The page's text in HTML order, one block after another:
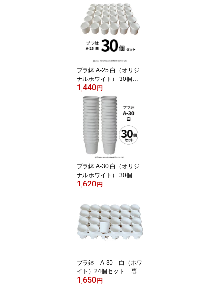
ト 多肉植物 鉢 エケベリ
プラ鉢 A-25 白（オリジ
ナルホワイト） 30個セ
ット プラスチック鉢 プ
ラスチック植木鉢 プラン
ター 多肉 植物 多肉植物
エケベリア 鉢 植木鉢 プ
ラスチック ガーデニング
ガーデニング用品 ガーデ
ニング植木鉢 まとめ買い
園芸用品鉢
1,440 円
プラ鉢 A-30 白（オリジ
ナルホワイト） 30個セ
ット プラスチック鉢 プ
ベリア ホワイト プラン
ター ガーデニング ガー
デニング用品 ガーデニン
グ鉢植え ガーデニング植
1,620 円
プラ鉢 A-30 白（ホワ
イト）24個セット + 専用
トレーPMT-24 白（ホワ
1,650 円